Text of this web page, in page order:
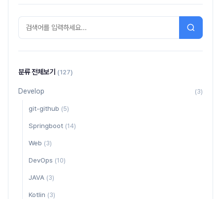
분류 전체보기 (127)
Develop (3)
git-github (5)
Springboot (14)
Web (3)
DevOps (10)
JAVA (3)
Kotlin (3)